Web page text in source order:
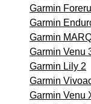
Garmin
Garmin
Garmin
Garmin Venu
Garmin Lily 2
Garmin
Garmin Venu